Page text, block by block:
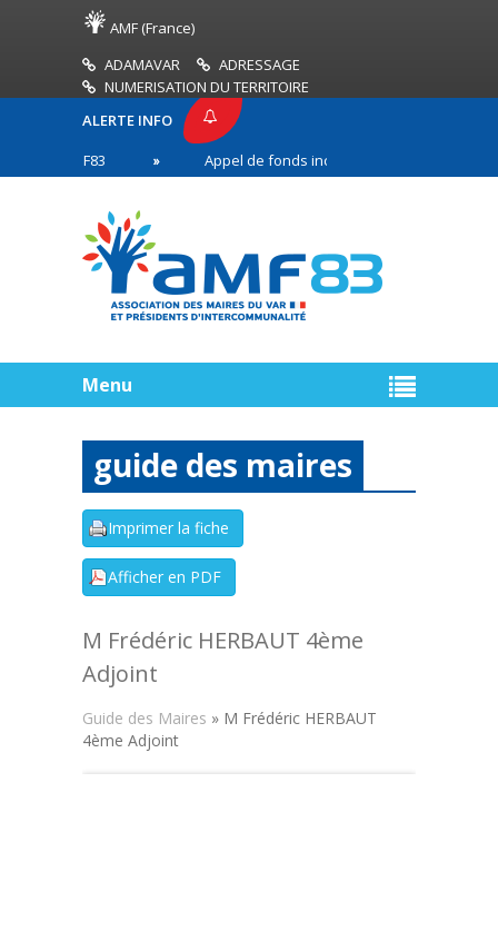
AMF (France)
ADAMAVAR
ADRESSAGE
NUMERISATION DU TERRITOIRE
ALERTE INFO
Appel de fonds incendies de forêt
première ligne
Menu
guide des maires
M Frédéric HERBAUT 4ème
Adjoint
Guide des Maires » M Frédéric HERBAUT
4ème Adjoint